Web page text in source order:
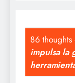
86 thoughts
impulsa la